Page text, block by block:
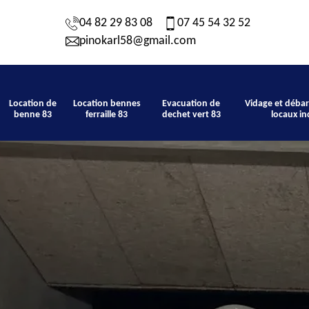
04 82 29 83 08
07 45 54 32 52
pinokarl58@gmail.com
Location de
benne 83
Location bennes
ferraille 83
Evacuation de
dechet vert 83
Vidage et
locaux